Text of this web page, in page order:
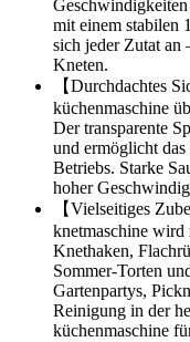
mit einem stabilen
sich jeder Zutat an
Kneten.
【Durchdachtes
küchenmaschine
Der transparente
und ermöglicht
Betriebs. Starke
hoher
【Vielseitiges
knetmaschine
Knethaken,
Sommer-Torten
Gartenpartys,
Reinigung in der
küchenmaschine